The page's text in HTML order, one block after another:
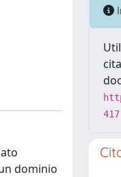
dominio
417